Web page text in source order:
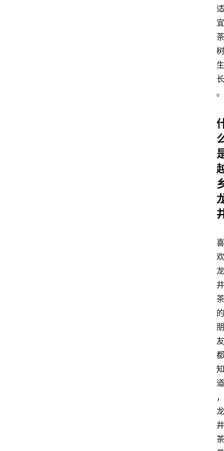
适
宜
茶
树
生
长
。
喜
欢
龙
井
茶
的
朋
友
都
知
道
，
龙
井
茶